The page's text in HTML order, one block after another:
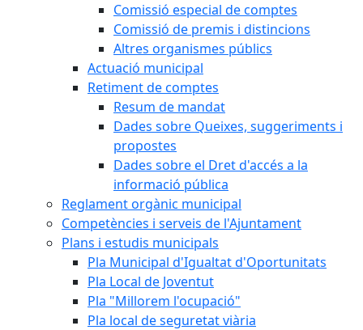
Comissió especial de comptes
Comissió de premis i distincions
Altres organismes públics
Actuació municipal
Retiment de comptes
Resum de mandat
Dades sobre Queixes, suggeriments i
propostes
Dades sobre el Dret d'accés a la
informació pública
Reglament orgànic municipal
Competències i serveis de l'Ajuntament
Plans i estudis municipals
Pla Municipal d'Igualtat d'Oportunitats
Pla Local de Joventut
Pla "Millorem l'ocupació"
Pla local de seguretat viària